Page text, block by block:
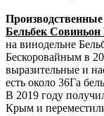
Производственные
Бельбек Совиньон
на винодельне
Бескоровайным в
выразительные и
есть около 36Га
В 2019 году
Крым и